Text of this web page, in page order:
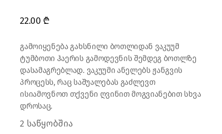
22.00 ₾
გამოიყენება გახსნილი ბოთლიდან ვაკუუმ
ტუმბოთი ჰაერის გამოდევნის შემდეგ ბოთლზე
დასამაგრებლად. ვაკუუმი ანელებს ჟანგვის
პროცესს, რაც საშუალებას გაძლევთ
ისიამოვნოთ თქვენი ღვინით მოგვიანებით სხვა
დროსაც.
2 საწყობშია